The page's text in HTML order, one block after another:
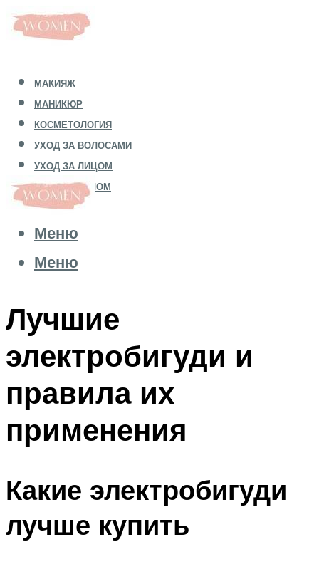
МАКИЯЖ
МАНИКЮР
КОСМЕТОЛОГИЯ
УХОД ЗА ВОЛОСАМИ
УХОД ЗА ЛИЦОМ
УХОД ЗА ТЕЛОМ
Меню
Меню
Лучшие
электробигуди и
правила их
применения
Какие электробигуди
лучше купить